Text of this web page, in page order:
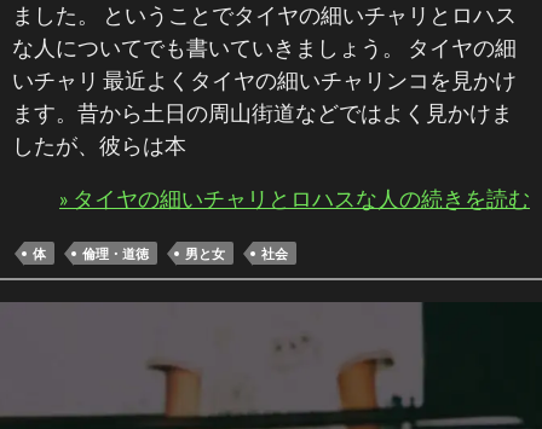
ました。 ということでタイヤの細いチャリとロハス
な人についてでも書いていきましょう。 タイヤの細
いチャリ 最近よくタイヤの細いチャリンコを見かけ
ます。昔から土日の周山街道などではよく見かけま
したが、彼らは本
» タイヤの細いチャリとロハスな人の続きを読む
体 倫理・道徳 男と女 社会